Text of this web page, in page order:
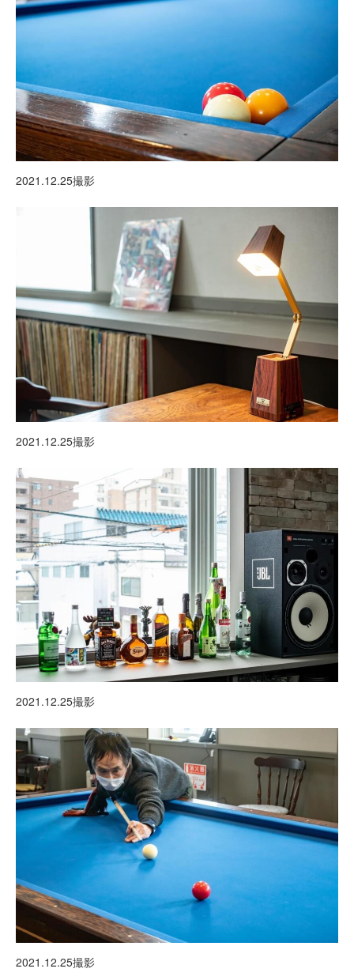
2021.12.25撮影
2021.12.25撮影
2021.12.25撮影
2021.12.25撮影